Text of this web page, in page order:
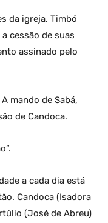
da igreja. Timbó
cessão de suas
assinado pelo
mando de Sabá,
de Candoca.
a cada dia está
Candoca (Isadora
(José de Abreu)